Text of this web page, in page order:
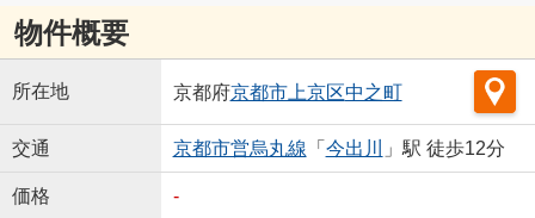
物件概要
所在地 京都府京都市上京区中之町
交通 京都市営烏丸線 「 今出川 」駅 徒歩12分
価格 -